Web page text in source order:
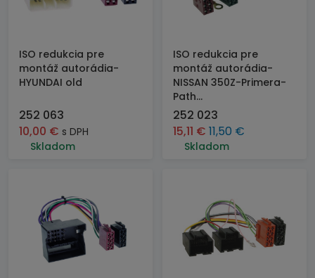
ISO redukcia pre
montáž autorádia-
HYUNDAI old
252 063
10,00 € s DPH
Skladom
ISO redukcia pre
montáž autorádia-
NISSAN 350Z-Primera-
Path...
252 023
15,11 € 11,50 €
Skladom